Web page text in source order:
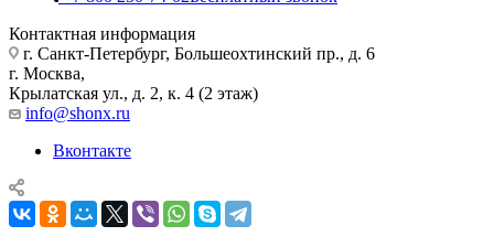
Контактная информация
г. Санкт-Петербург, Большеохтинский пр., д. 6
г. Москва,
Крылатская ул., д. 2, к. 4 (2 этаж)
info@shonx.ru
Вконтакте